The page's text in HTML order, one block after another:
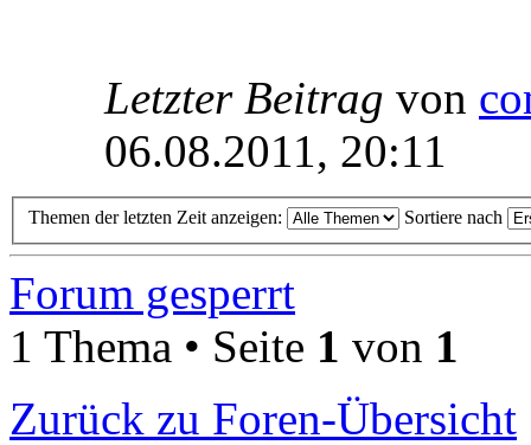
Letzter Beitrag von
06.08.2011, 20:11
Themen der letzten Zeit anzeigen: Sortiere nach
Forum gesperrt
1 Thema • Seite 1 von 1
Zurück zu Foren-Übersicht